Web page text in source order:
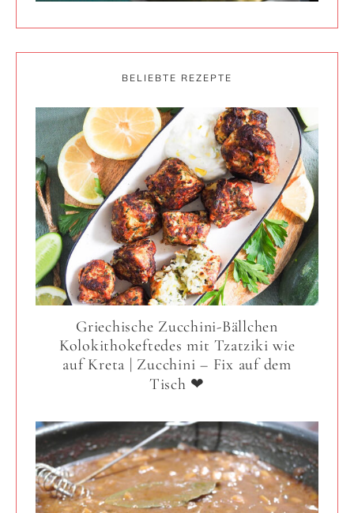
BELIEBTE REZEPTE
Griechische Zucchini-Bällchen
Kolokithokeftedes mit Tzatziki wie
auf Kreta | Zucchini – Fix auf dem
Tisch ❤